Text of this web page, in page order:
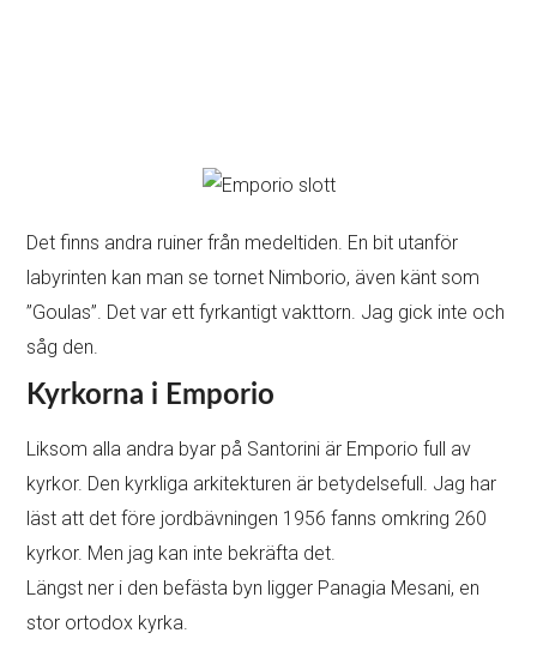
Det finns andra ruiner från medeltiden. En bit utanför
labyrinten kan man se tornet Nimborio, även känt som
”Goulas”. Det var ett fyrkantigt vakttorn. Jag gick inte och
såg den.
Kyrkorna i Emporio
Liksom alla andra byar på Santorini är Emporio full av
kyrkor. Den kyrkliga arkitekturen är betydelsefull. Jag har
läst att det före jordbävningen 1956 fanns omkring 260
kyrkor. Men jag kan inte bekräfta det.
Längst ner i den befästa byn ligger Panagia Mesani, en
stor ortodox kyrka.